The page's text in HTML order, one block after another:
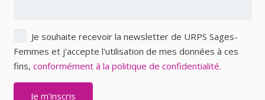
Je souhaite recevoir la newsletter de URPS Sages-
Femmes et j'accepte l'utilisation de mes données à ces
fins, conformément à la politique de confidentialité.